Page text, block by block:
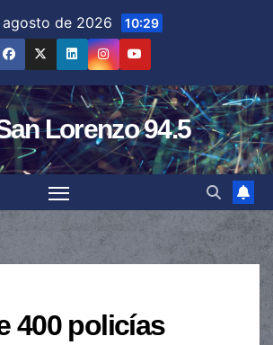
de 2026 10:29
Lorenzo 94.5
400 policías